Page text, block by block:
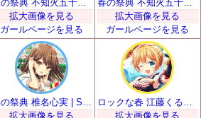
春の祭典 不知火五十鈴 | SSR
拡大画像を見る
ガールページを見る
春の祭典 不知火五十鈴 | SSR
拡大画像を見る
ガールページを見る
拡大画像を見る
拡大画像を見る